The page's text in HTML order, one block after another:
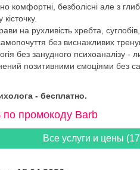
комфортні, безболісні але з
на рухливість хребта,
без виснажливих
без занудного психоаналізу -
позитивними ємоціями без
- бесплатно.
по промокоду Barb
Все услуги и цены